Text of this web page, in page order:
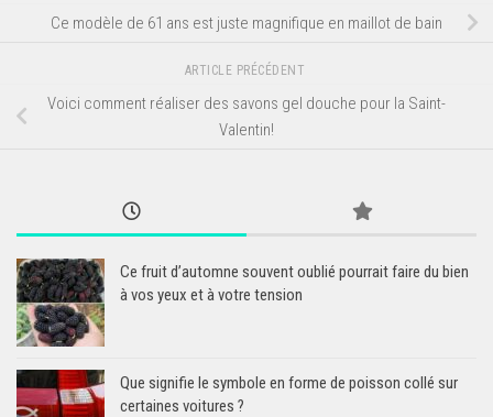
Ce modèle de 61 ans est juste magnifique en maillot de bain
ARTICLE PRÉCÉDENT
Voici comment réaliser des savons gel douche pour la Saint-
Valentin!
Ce fruit d’automne souvent oublié pourrait faire du bien
à vos yeux et à votre tension
Que signifie le symbole en forme de poisson collé sur
certaines voitures ?